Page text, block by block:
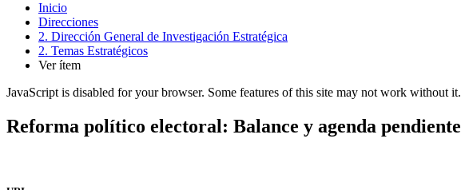
Inicio
Direcciones
2. Dirección General de Investigación Estratégica
2. Temas Estratégicos
Ver ítem
JavaScript is disabled for your browser. Some features of this site may not work without it.
Reforma político electoral: Balance y agenda pendiente